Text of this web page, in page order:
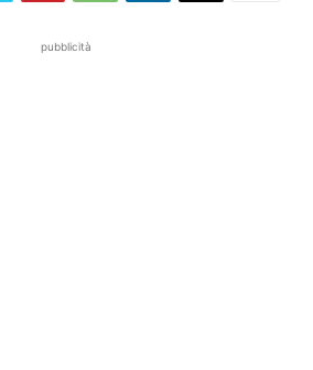
pubblicità